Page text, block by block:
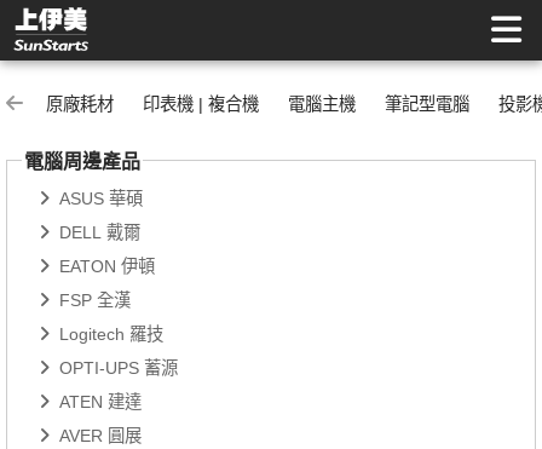
電腦周邊產品 | 上伊美辦公用品網
原廠耗材 印表機 | 複合機 電腦主機 筆記型電腦 投影
電腦周邊產品
ASUS 華碩
DELL 戴爾
EATON 伊頓
FSP 全漢
Logitech 羅技
OPTI-UPS 蓄源
ATEN 建達
AVER 圓展